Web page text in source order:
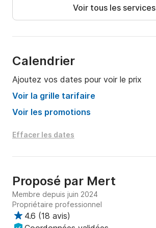
Voir tous les services
Calendrier
Ajoutez vos dates pour voir le prix
Voir la grille tarifaire
Voir les promotions
Effacer les dates
Proposé par Mert
Membre depuis juin 2024
Propriétaire professionnel
4.6 (18 avis)